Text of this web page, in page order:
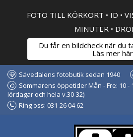
FOTO TILL KÖRKORT • ID •
MINUTER •
Du får en bildcheck när du
Läs mer
Sävedalens fotobutik sedan 1940
Sommarens öppetider Mån - Fre: 10
lördagar och hela v.30-32)
Ring oss: 031-26 04 62